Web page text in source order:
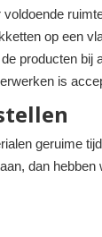
voldoende
op een
producten bij
is
geruime
dan